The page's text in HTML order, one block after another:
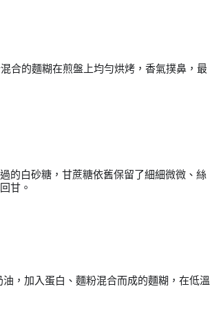
合的麵糊在煎盤上均勻烘烤，香氣撲鼻，最
的白砂糖，甘蔗糖依舊保留了細細微微、絲
甘。
，加入蛋白、麵粉混合而成的麵糊，在低溫